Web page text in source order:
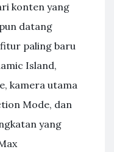
konten yang
datang
paling baru
Island,
kamera utama
Mode, dan
yang